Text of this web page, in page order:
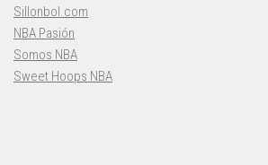
Sillonbol.com
NBA Pasión
Somos NBA
Sweet Hoops NBA